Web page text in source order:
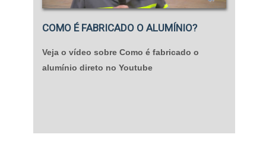
COMO É FABRICADO O ALUMÍNIO?
Veja o vídeo sobre Como é fabricado o
alumínio direto no Youtube